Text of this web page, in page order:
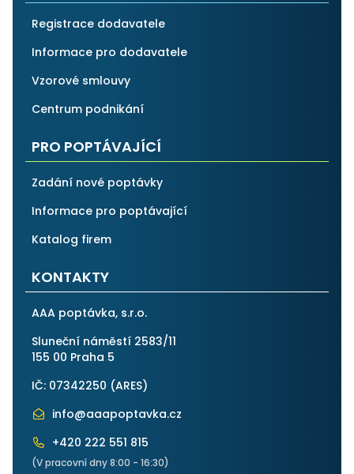
Registrace dodavatele
Informace pro dodavatele
Vzorové smlouvy
Centrum podnikání
PRO POPTÁVAJÍCÍ
Zadání nové poptávky
Informace pro poptávající
Katalog firem
KONTAKTY
AAA poptávka, s.r.o.
Sluneční náměstí 2583/11
155 00 Praha 5
IČ: 07342250 (ARES)
info@aaapoptavka.cz
+420 222 551 815
(V pracovní dny 8:00 - 16:30)